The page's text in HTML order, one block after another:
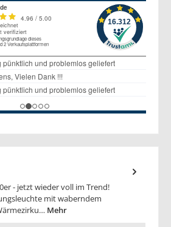
- jetzt wieder voll im Trend!
mit waberndem
Mehr